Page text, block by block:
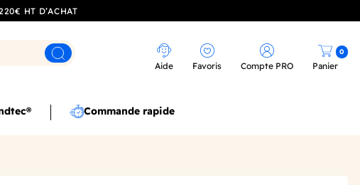
HT D’ACHAT
Rechercher
Aide Favoris Compte PRO Panier
0
Commande rapide